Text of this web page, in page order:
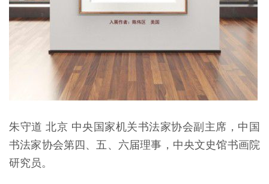
朱守道 北京 中央国家机关书法家协会副主席，中国
书法家协会第四、五、六届理事，中央文史馆书画院
研究员。